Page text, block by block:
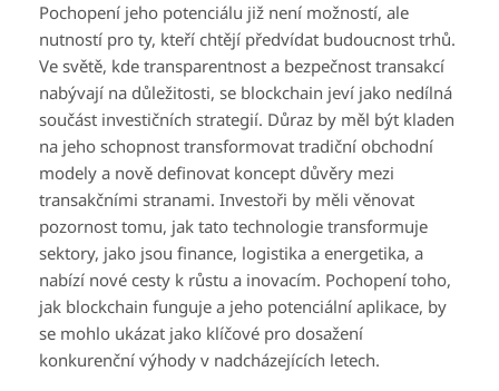
Pochopení jeho potenciálu již není možností, ale
nutností pro ty, kteří chtějí předvídat budoucnost trhů.
Ve světě, kde transparentnost a bezpečnost transakcí
nabývají na důležitosti, se blockchain jeví jako nedílná
součást investičních strategií. Důraz by měl být kladen
na jeho schopnost transformovat tradiční obchodní
modely a nově definovat koncept důvěry mezi
transakčními stranami. Investoři by měli věnovat
pozornost tomu, jak tato technologie transformuje
sektory, jako jsou finance, logistika a energetika, a
nabízí nové cesty k růstu a inovacím. Pochopení toho,
jak blockchain funguje a jeho potenciální aplikace, by
se mohlo ukázat jako klíčové pro dosažení
konkurenční výhody v nadcházejících letech.